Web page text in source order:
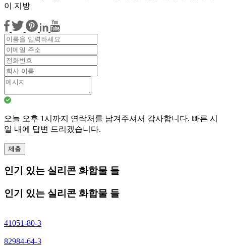
이 지방
오늘 오후 1시까지 연락처를 남겨주셔서 감사합니다. 빠른 시
일 내에 답변 드리겠습니다.
제출
인기 있는 실리콘 화합물 들
인기 있는 실리콘 화합물 들
41051-80-3
82984-64-3